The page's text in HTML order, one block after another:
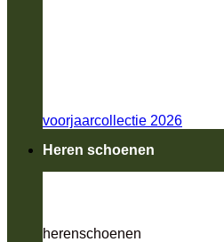
voorjaarcollectie 2026
Heren schoenen
herenschoenen